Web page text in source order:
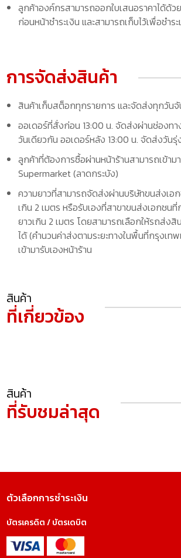
ลูกค้าองค์กรสามารถออกใบเสนอราคาได้ด้ว
ก่อนหน้าชำระเงิน และสามารถเก็บไว้เพื่อชำร
การจัดส่งสินค้า
สินค้าเก็บสต็อกทุกรายการ และจัดส่งทุกวัน
ออเดอร์ที่สั่งก่อน 13:00 น. จัดส่งผ่านช่องทา
วันเดียวกัน ออเดอร์หลัง 13:00 น. จัดส่งวันรุ่
ลูกค้าที่ต้องการซื้อผ่านหน้าร้านสามารถเข้าม
Supermarket (ลาดกระบัง)
ความยาวที่สามารถจัดส่งผ่านบริษัทขนส่งเอ
เกิน 2 เมตร หรือรับเองที่สาขาขนส่งเอกชน
ยาวเกิน 2 เมตร โดยสามารถเลือกให้รถส่ง
ได้ (คำนวนค่าส่งตามระยะทางในพื้นที่กรุงเ
เข้ามารับเองหน้าร้าน
สินค้า
ที่เกี่ยวข้อง
สินค้า
ที่รับชมล่าสุด
ตัวเลือกการชำระเงิน
บัตรเครดิต / บัตรเดบิต